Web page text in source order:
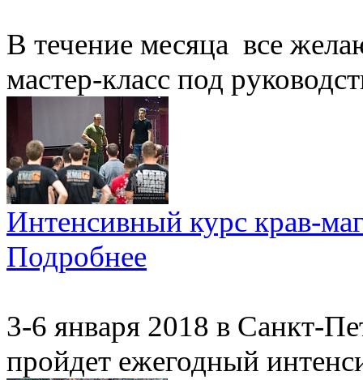
В течение месяца все
мастер-класс под
Интенсивный курс крав-
Подробнее
3-6 января 2018 в Санкт-
пройдет ежегодный